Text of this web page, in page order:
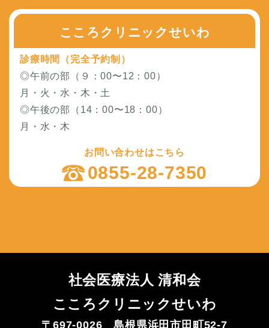
こころクリニックせいわ
診療時間（完全予約制）
◎午前の部（９：00〜12：00）
月・火・水・木・土
◎午後の部（14：00〜18：00）
月・水・木
お問い合わせはこちら
0855-28-7350
社会医療法人 清和会
こころクリニックせいわ
〒697-0026 島根県浜田市田町52-7